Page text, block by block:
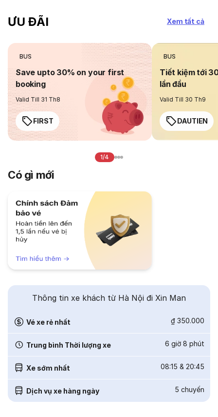
ƯU ĐÃI Xem tất cả
BUS
Save upto 30% on your first
booking
Valid Till 31 Th8
FIRST
BUS
Tiết kiệm tới
lần đầu
Valid Till 30 Th9
DAUTIEN
1/4
Có gì mới
Thông tin xe khách từ Hà Nội đi Xin Man
Vé xe rẻ nhất ₫ 350.000
Trung bình Thời lượng xe 6 giờ 8 phút
Xe sớm nhất 08:15 & 20:45
Dịch vụ xe hàng ngày 5 chuyến